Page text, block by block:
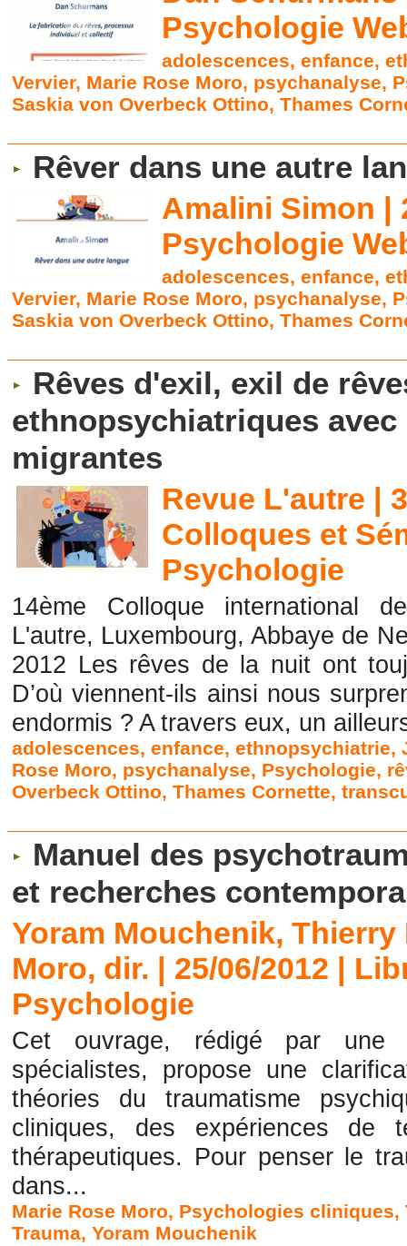
Psychologie
adolescences,enfance,
Vervier, Marie Rose Moro, psychanalyse,
Saskia von Overbeck Ottino,Thames
Rêver dans une autre
Amalini Simon |
Psychologie
adolescences,enfance,
Vervier, Marie Rose Moro, psychanalyse,
Saskia von Overbeck Ottino,Thames
Rêves d'exil, exil de
ethnopsychiatriques
migrantes
Revue L'autre |
Colloques et
Psychologie
14ème Colloque international
L'autre, Luxembourg, Abbaye de
2012 Les rêves de la nuit ont
D’où viennent-ils ainsi nous
endormis ? A travers eux, un
adolescences,enfance,ethnopsychiatrie,
Rose Moro, psychanalyse, Psychologie,
Overbeck Ottino,Thames Cornette,
Manuel des
et recherches
Yoram Mouchenik,
Moro, dir. | 25/06/2012 |
Psychologie
Cet ouvrage, rédigé par une
spécialistes, propose une
théories du traumatisme
cliniques, des expériences de
thérapeutiques. Pour penser le
dans...
Marie Rose Moro, Psychologies cliniques,
Trauma,Yoram Mouchenik